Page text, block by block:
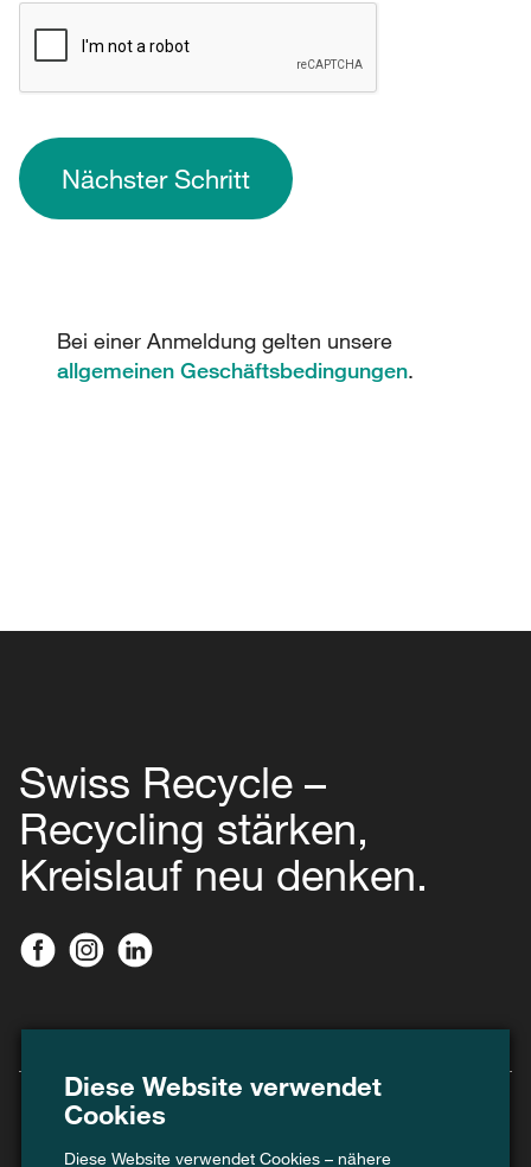
Nächster Schritt
Bei einer Anmeldung gelten unsere
allgemeinen Geschäftsbedingungen.
Swiss Recycle –
Recycling stärken,
Kreislauf neu denken.
Diese Website verwendet
Cookies
Diese Website verwendet Cookies – nähere